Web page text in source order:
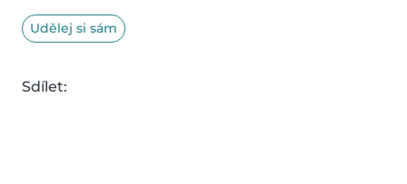
Udělej si sám
Sdílet: